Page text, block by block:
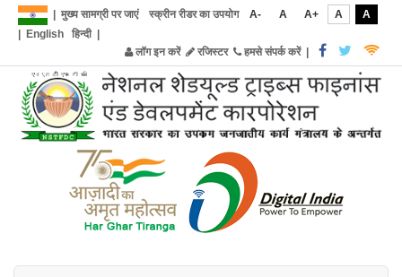
मुख्य सामग्री पर जाएं स्क्रीन रीडर का उपयोग A- A A+ A
A
English हिन्दी|
लॉग इन करें
रजिस्टर हमसे संपर्क करें|